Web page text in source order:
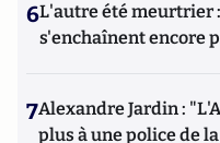
6L'autre été meurtrier
s'enchaînent encore
7Alexandre Jardin :
plus à une police de